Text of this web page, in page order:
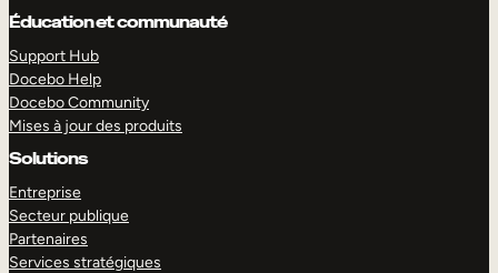
Éducation et communauté
Support Hub
Docebo Help
Docebo Community
Mises à jour des produits
Solutions
Entreprise
Secteur publique
Partenaires
Services stratégiques